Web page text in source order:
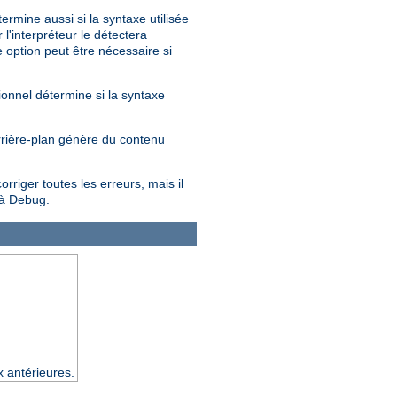
aussi si la syntaxe utilisée
l'interpréteur le détectera
option peut être nécessaire si
détermine si la syntaxe
plan génère du contenu
toutes les erreurs, mais il
Debug.
antérieures.